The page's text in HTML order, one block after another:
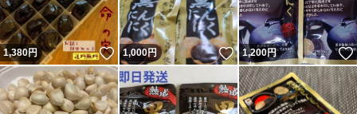
1,380円 いいね！
1,000円 いいね！
1,200円